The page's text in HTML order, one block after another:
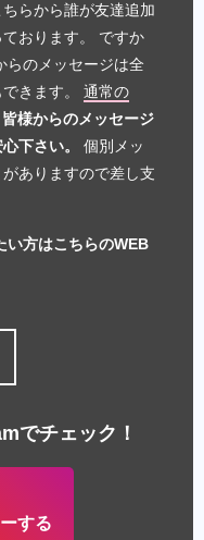
らから誰が友達追加
おります。 ですか
らのメッセージは全
きます。 通常の
皆様からのメッセージ
下さい。
個別メッ
ありますので差し支
い方はこちらのWEB
でチェック！
する